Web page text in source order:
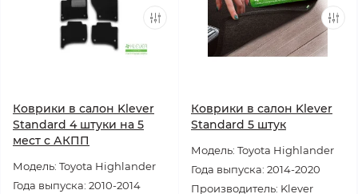
Коврики в салон Klever
Standard 4 штуки на 5
мест с АКПП
Модель: Toyota Highlander
Года выпуска: 2010-2014
Коврики в салон Klever
Standard 5 штук
Модель: Toyota Highlander
Года выпуска: 2014-2020
Производитель: Klever